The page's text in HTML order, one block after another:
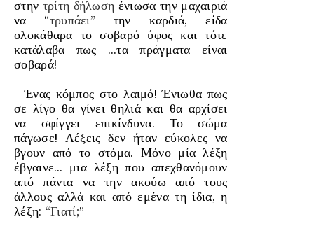
στην τρίτη δήλωση ένιωσα την μαχαιριά
να “τρυπάει” την καρδιά, είδα
ολοκάθαρα το σοβαρό ύφος και τότε
κατάλαβα πως …τα πράγματα είναι
σοβαρά!
Ένας κόμπος στο λαιμό! Ένιωθα πως
σε λίγο θα γίνει θηλιά και θα αρχίσει
να σφίγγει επικίνδυνα. Το σώμα
πάγωσε! Λέξεις δεν ήταν εύκολες να
βγουν από το στόμα. Μόνο μία λέξη
έβγαινε… μια λέξη που απεχθανόμουν
από πάντα να την ακούω από τους
άλλους αλλά και από εμένα τη ίδια, η
λέξη: “Γιατί;”